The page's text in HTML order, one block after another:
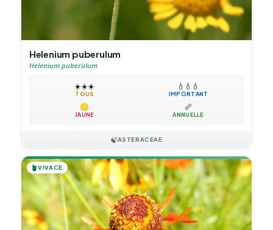
Helenium puberulum
Helenium puberulum
☀️☀️☀️
TOUS
💧 💧 💧
IMPORTANT
JAUNE
📏
ANNUELLE
🍃ASTERACEAE
🪴VIVACE